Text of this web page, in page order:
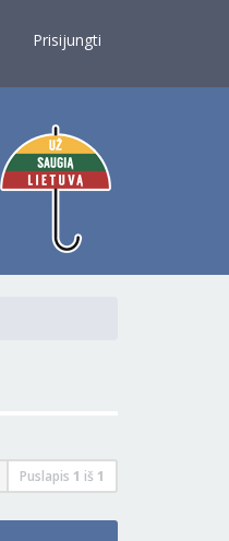
Prisijungti
Puslapis 1 iš 1